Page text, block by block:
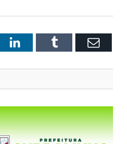
LinkedInTumblr Email